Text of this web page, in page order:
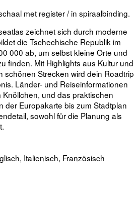
met register / in spiraalbinding.
zeichnet sich durch moderne
die Tschechische Republik im
000 ab, um selbst kleine Orte und
finden. Mit Highlights aus Kultur und
schönen Strecken wird dein Roadtrip
Länder- und Reiseinformationen
und das praktischen
der Europakarte bis zum Stadtplan
sowohl für die Planung als
Italienisch, Französisch